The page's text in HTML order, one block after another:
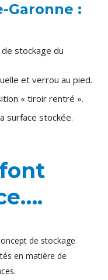
Garonne :
stockage du
et verrou au pied.
« tiroir rentré ».
surface stockée.
de stockage
en matière de